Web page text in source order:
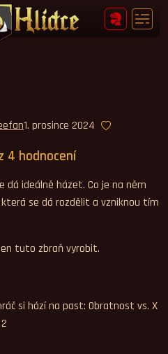
1. prosince 2024
4 hodnocení
dá ideálně házet. Co je na něm
se dá rozdělit a vzniknou tím
tuto zbraň vyrobit.
si hází na past: Obratnost vs. X